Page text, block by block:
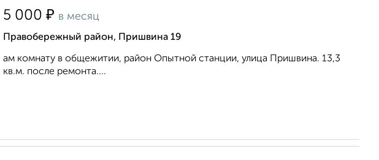
5 000 ₽ в месяц
Правобережный район, Пришвина 19
ам комнату в общежитии, район Опытной станции, улица Пришвина. 13,3
кв.м. после ремонта....